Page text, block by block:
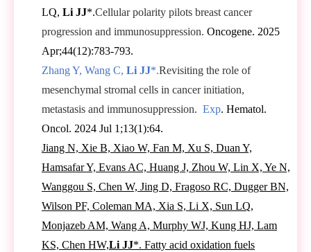
LQ, Li JJ*.Cellular polarity pilots breast cancer
progression and immunosuppression. Oncogene. 2025
Apr;44(12):783-793.
Zhang Y, Wang C, Li JJ*.Revisiting the role of
mesenchymal stromal cells in cancer initiation,
metastasis and immunosuppression. Exp. Hematol.
Oncol. 2024 Jul 1;13(1):64.
Jiang N, Xie B, Xiao W, Fan M, Xu S, Duan Y,
Hamsafar Y, Evans AC, Huang J, Zhou W, Lin X, Ye N,
Wanggou S, Chen W, Jing D, Fragoso RC, Dugger BN,
Wilson PF, Coleman MA, Xia S, Li X, Sun LQ,
Monjazeb AM, Wang A, Murphy WJ, Kung HJ, Lam
KS, Chen HW,Li JJ*. Fatty acid oxidation fuels